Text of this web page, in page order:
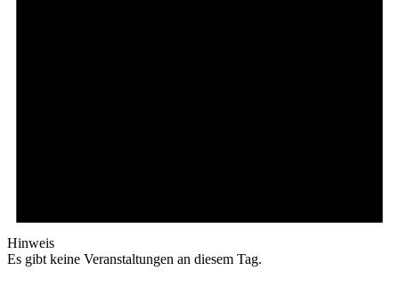
Hinweis
Es gibt keine Veranstaltungen an diesem Tag.